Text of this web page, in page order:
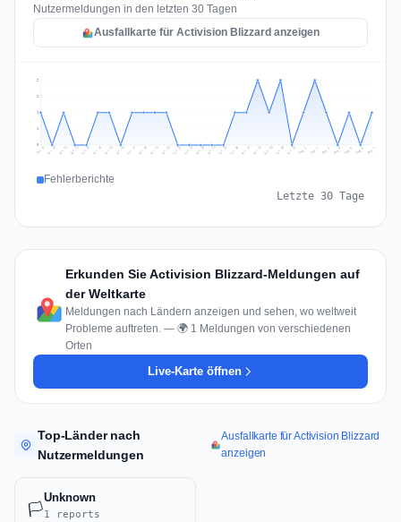
Nutzermeldungen in den letzten 30 Tagen
Ausfallkarte für Activision Blizzard anzeigen
1
1
2
2
Jul 9 Jul 10 Jul 11 Jul 12 Jul 13 Jul 14 Jul 15 Jul 16 Jul 17 Jul 18 Jul 19 Jul 20 Jul 21 Jul 22 Jul 23 Jul 24 Jul 25 Jul 26 Jul 27 Jul 28 Jul 29 Jul 30 Jul 31 Aug 1 Aug 2 Aug 3 Aug 4 Aug 5 Aug 6 Aug 7
Fehlerberichte
Letzte 30 Tage
Erkunden Sie Activision Blizzard-Meldungen auf
der Weltkarte
Meldungen nach Ländern anzeigen und sehen, wo weltweit
Probleme auftreten. — 🌍 1 Meldungen von verschiedenen
Orten
Live-Karte öffnen
Top-Länder nach
Nutzermeldungen
Ausfallkarte für Activision Blizzard
anzeigen
🏳️
Unknown
1 reports